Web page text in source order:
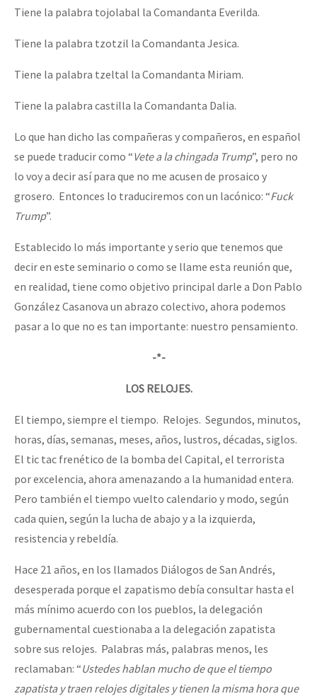
Tiene la palabra tojolabal la Comandanta Everilda.
Tiene la palabra tzotzil la Comandanta Jesica.
Tiene la palabra tzeltal la Comandanta Miriam.
Tiene la palabra castilla la Comandanta Dalia.
Lo que han dicho las compañeras y compañeros, en español
se puede traducir como “Vete a la chingada Trump”, pero no
lo voy a decir así para que no me acusen de prosaico y
grosero. Entonces lo traduciremos con un lacónico: “Fuck
Trump”.
Establecido lo más importante y serio que tenemos que
decir en este seminario o como se llame esta reunión que,
en realidad, tiene como objetivo principal darle a Don Pablo
González Casanova un abrazo colectivo, ahora podemos
pasar a lo que no es tan importante: nuestro pensamiento.
-*-
LOS RELOJES.
El tiempo, siempre el tiempo. Relojes. Segundos, minutos,
horas, días, semanas, meses, años, lustros, décadas, siglos.
El tic tac frenético de la bomba del Capital, el terrorista
por excelencia, ahora amenazando a la humanidad entera.
Pero también el tiempo vuelto calendario y modo, según
cada quien, según la lucha de abajo y a la izquierda,
resistencia y rebeldía.
Hace 21 años, en los llamados Diálogos de San Andrés,
desesperada porque el zapatismo debía consultar hasta el
más mínimo acuerdo con los pueblos, la delegación
gubernamental cuestionaba a la delegación zapatista
sobre sus relojes. Palabras más, palabras menos, les
reclamaban: “Ustedes hablan mucho de que el tiempo
zapatista y traen relojes digitales y tienen la misma hora que